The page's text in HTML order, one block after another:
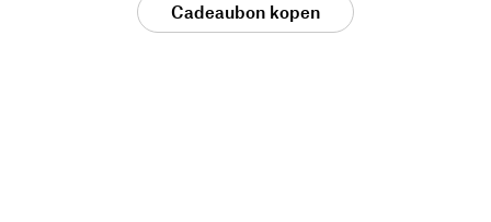
Cadeaubon kopen